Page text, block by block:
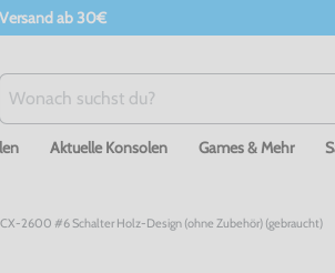
ab 30€
Aktuelle Konsolen Games & Mehr
2600 #6 Schalter Holz-Design (ohne Zubehör) (gebraucht)